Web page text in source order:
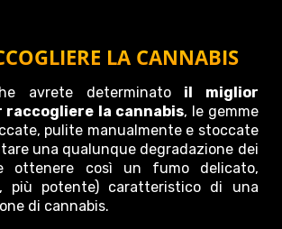
LA CANNABIS
avrete determinatoil miglior
raccogliere la cannabis, le gemme
pulite manualmente e stoccate
una qualunque degradazione dei
ottenere così un fumo delicato,
più potente) caratteristico di una
di cannabis.